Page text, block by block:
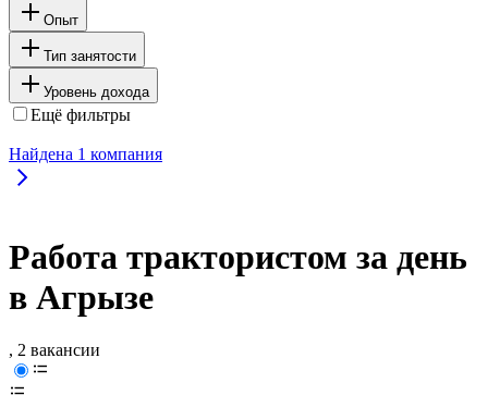
Опыт
Тип занятости
Уровень дохода
Ещё фильтры
Найдена 1 компания
Работа трактористом за день
в Агрызе
, 2 вакансии